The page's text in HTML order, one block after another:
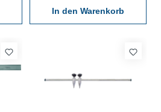
In den Warenkorb